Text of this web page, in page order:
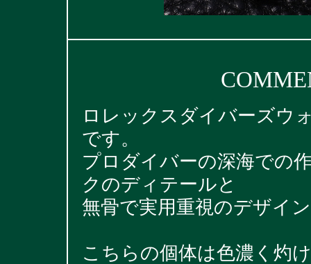
ロレックスダイバーズウ
です。
プロダイバーの深海での
クのディテールと
無骨で実用重視のデザイ
こちらの個体は色濃く灼